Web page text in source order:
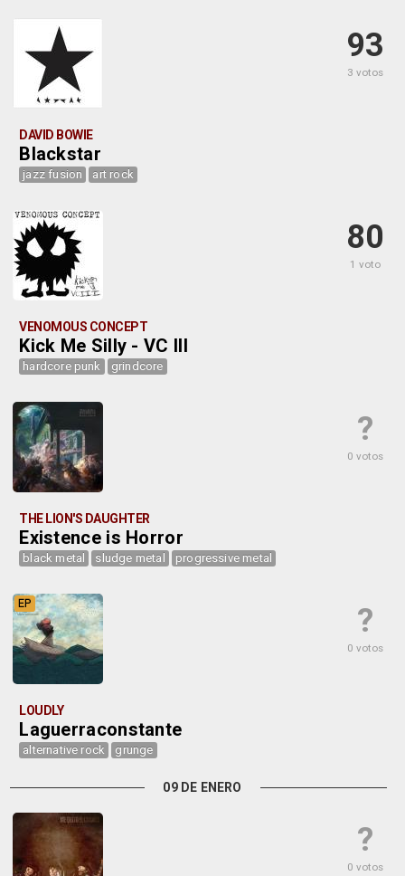
93
3 votos
DAVID BOWIE
Blackstar
jazz fusion art rock
80
1 voto
VENOMOUS CONCEPT
Kick Me Silly - VC III
hardcore punk grindcore
?
0 votos
THE LION'S DAUGHTER
Existence is Horror
black metal sludge metal progressive metal
?
0 votos
EP
LOUDLY
Laguerraconstante
alternative rock grunge
09 DE ENERO
?
0 votos